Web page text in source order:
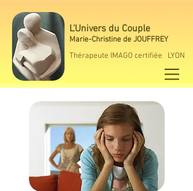
L'Univers du Couple
Marie-Christine de JOUFFREY
Thérapeute IMAGO certifiée LYON